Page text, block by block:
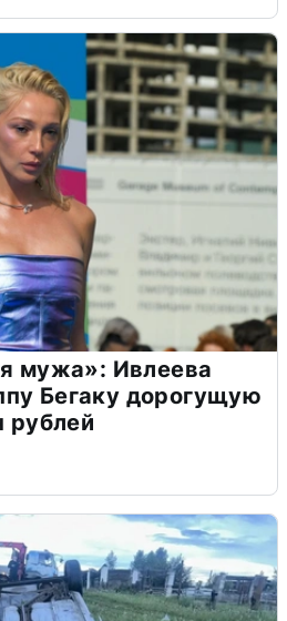
мужа»: Ивлеева
Бегаку дорогущую
рублей